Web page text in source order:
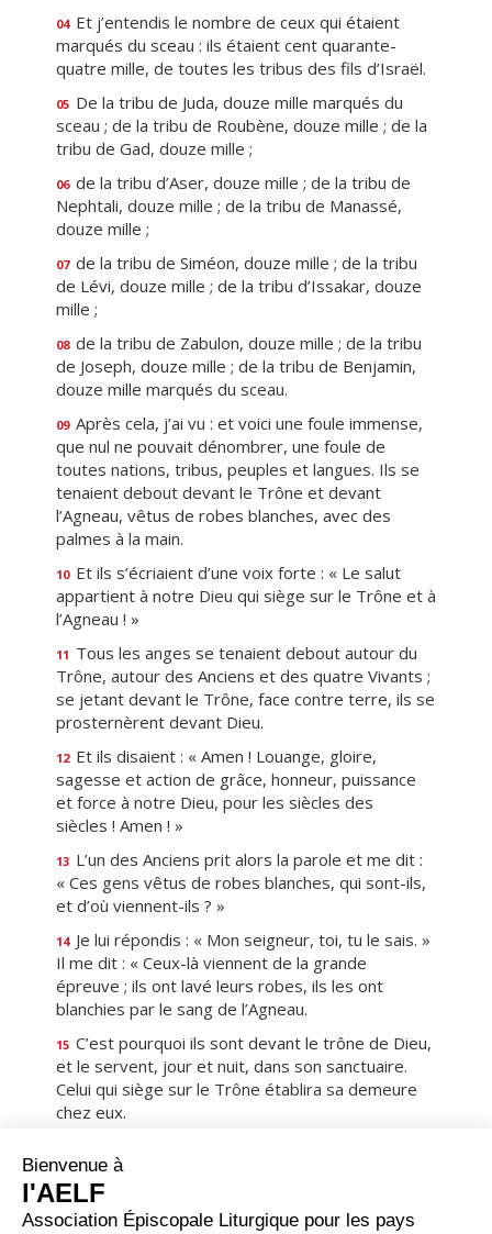
04 Et j’entendis le nombre de ceux qui étaient
marqués du sceau : ils étaient cent quarante-
quatre mille, de toutes les tribus des fils d’Israël.
05 De la tribu de Juda, douze mille marqués du
sceau ; de la tribu de Roubène, douze mille ; de la
tribu de Gad, douze mille ;
06 de la tribu d’Aser, douze mille ; de la tribu de
Nephtali, douze mille ; de la tribu de Manassé,
douze mille ;
07 de la tribu de Siméon, douze mille ; de la tribu
de Lévi, douze mille ; de la tribu d’Issakar, douze
mille ;
08 de la tribu de Zabulon, douze mille ; de la tribu
de Joseph, douze mille ; de la tribu de Benjamin,
douze mille marqués du sceau.
09 Après cela, j’ai vu : et voici une foule immense,
que nul ne pouvait dénombrer, une foule de
toutes nations, tribus, peuples et langues. Ils se
tenaient debout devant le Trône et devant
l’Agneau, vêtus de robes blanches, avec des
palmes à la main.
10 Et ils s’écriaient d’une voix forte : « Le salut
appartient à notre Dieu qui siège sur le Trône et à
l’Agneau ! »
11 Tous les anges se tenaient debout autour du
Trône, autour des Anciens et des quatre Vivants ;
se jetant devant le Trône, face contre terre, ils se
prosternèrent devant Dieu.
12 Et ils disaient : « Amen ! Louange, gloire,
sagesse et action de grâce, honneur, puissance
et force à notre Dieu, pour les siècles des
siècles ! Amen ! »
13 L’un des Anciens prit alors la parole et me dit :
« Ces gens vêtus de robes blanches, qui sont-ils,
et d’où viennent-ils ? »
14 Je lui répondis : « Mon seigneur, toi, tu le sais. »
Il me dit : « Ceux-là viennent de la grande
épreuve ; ils ont lavé leurs robes, ils les ont
blanchies par le sang de l’Agneau.
15 C’est pourquoi ils sont devant le trône de Dieu,
et le servent, jour et nuit, dans son sanctuaire.
Celui qui siège sur le Trône établira sa demeure
chez eux.
soleil ni la chaleur ne les accablera,
17 puisque l’Agneau qui se tient au milieu du Trône
sera leur pasteur pour les conduire aux sources